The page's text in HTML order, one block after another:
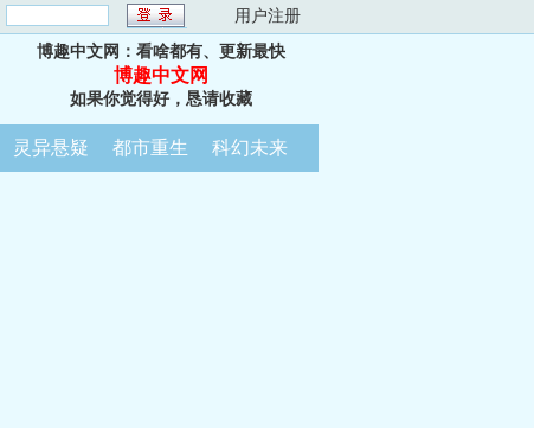
用户注册
博趣中文网：看啥都有、更新最快
博趣中文网
如果你觉得好，恳请收藏
灵异悬疑 都市重生 科幻未来